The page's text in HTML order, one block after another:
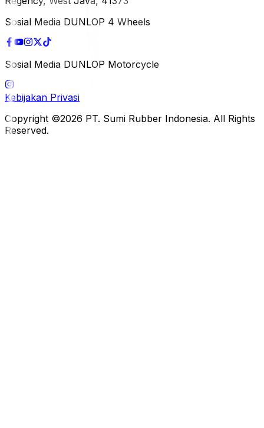
Sosial Media DUNLOP 4 Wheels
Sosial Media DUNLOP Motorcycle
Kebijakan Privasi
Copyright ©2026 PT. Sumi Rubber Indonesia. All Rights
Reserved.